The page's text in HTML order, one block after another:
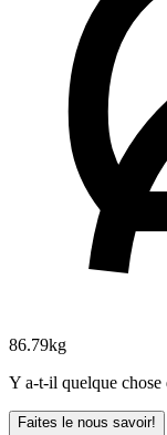
86.79kg
Y a-t-il quelque chose
Faites le nous savoir!